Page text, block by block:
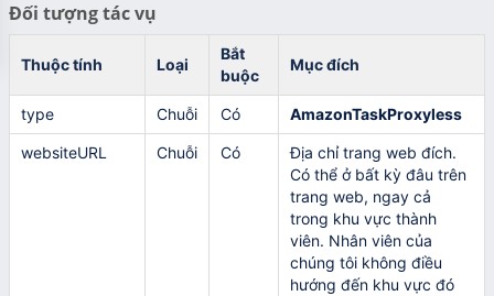
Đối tượng tác vụ
Thuộc tính Loại
Bắt
buộc
Mục đích
type Chuỗi Có AmazonTaskProxyless
websiteURL Chuỗi Có
Địa chỉ trang web đích.
Có thể ở bất kỳ đâu trên
trang web, ngay cả
trong khu vực thành
viên. Nhân viên của
chúng tôi không điều
hướng đến khu vực đó